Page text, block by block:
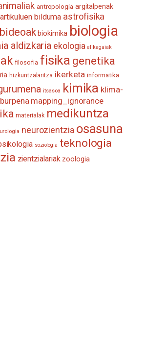
antropologia argitalpenak
artikuluen bilduma astrofisika
bideoak biokimika biologia
aldizkaria ekologia elikagaiak
filosofia fisika genetika
hizkuntzalaritza ikerketa informatika
itsasoa kimika klima-
mapping_ignorance
materialak medikuntza
neurozientzia osasuna
soziologia teknologia
zientzialariak zoologia